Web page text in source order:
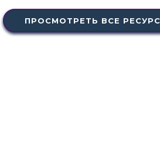
ПРОСМОТРЕТЬ ВСЕ